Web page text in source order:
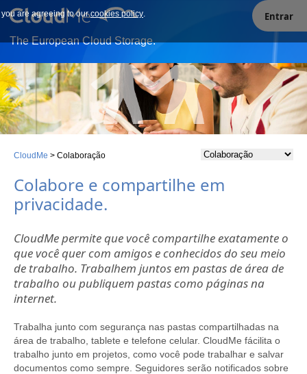
Our site uses cookies. By continuing to use our site you are
agreeing to our cookies policy.
you are agreeing to ourcookies policy.
The European Cloud Storage.
Entrar
CloudMe > Colaboração
Colabore e compartilhe em
privacidade.
CloudMe permite que você compartilhe exatamente o
que você quer com amigos e conhecidos do seu meio
de trabalho. Trabalhem juntos em pastas de área de
trabalho ou publiquem pastas como páginas na
internet.
Trabalha junto com segurança nas pastas compartilhadas na
área de trabalho, tablete e telefone celular. CloudMe fácilita o
trabalho junto em projetos, como você pode trabalhar e salvar
documentos como sempre. Seguidores serão notificados sobre